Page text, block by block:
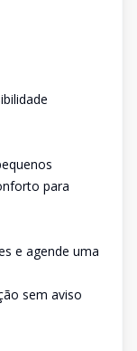
para
e agende uma
sem aviso